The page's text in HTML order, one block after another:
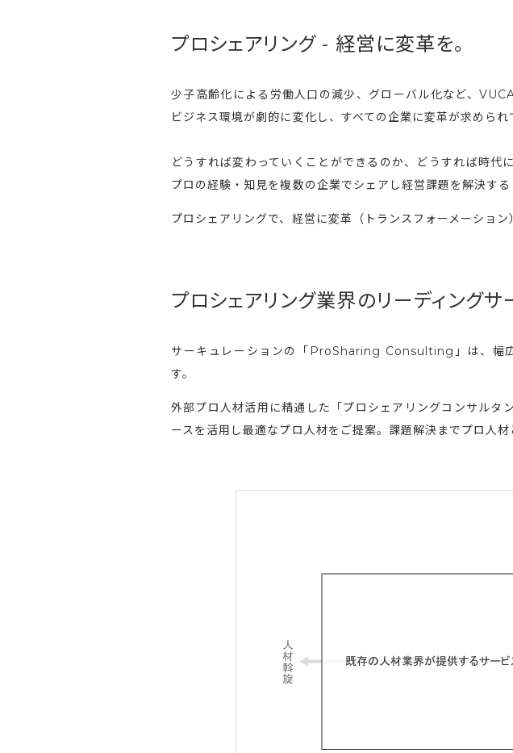
プロシェアリング - 経営に変革を。
少子高齢化による労働人口の減少、グローバル化など、
ビジネス環境が劇的に変化し、すべての企業に変革が求められ
どうすれば変わっていくことができるのか、どうすれば時
プロの経験・知見を複数の企業でシェアし経営課題を解決する
プロシェアリングで、経営に変革（トランスフォーメーション
プロシェアリング業界のリーディング
サーキュレーションの「ProSharing Consulting」は、幅
す。
外部プロ人材活用に精通した「プロシェアリングコンサルタ
ースを活用し最適なプロ人材をご提案。課題解決までプロ人材